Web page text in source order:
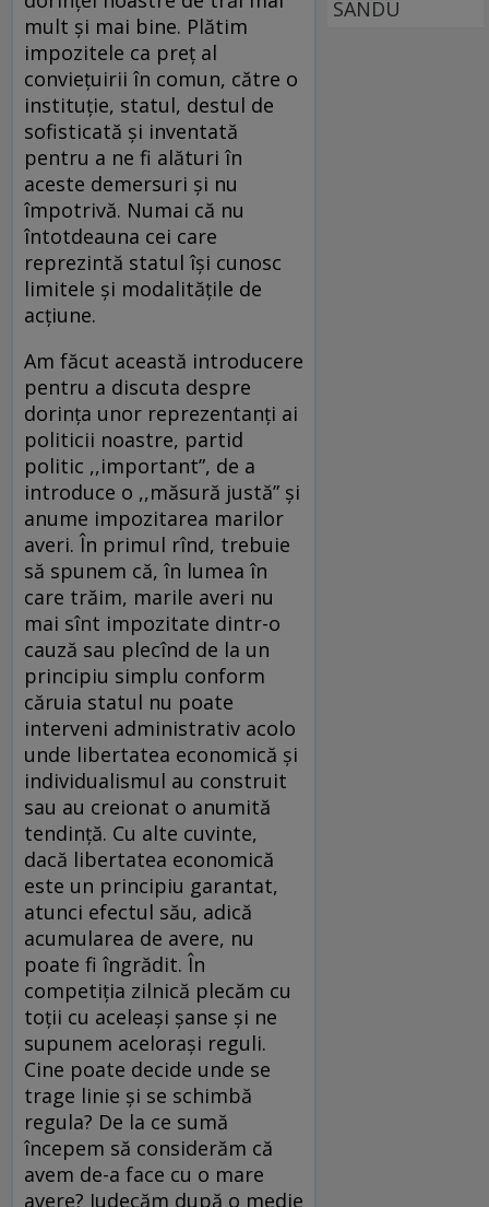
mult şi mai bine. Plătim
impozitele ca preţ al
convieţuirii în comun, către o
instituţie, statul, destul de
sofisticată şi inventată
pentru a ne fi alături în
aceste demersuri şi nu
împotrivă. Numai că nu
întotdeauna cei care
reprezintă statul îşi cunosc
limitele şi modalităţile de
acţiune.
Am făcut această introducere
pentru a discuta despre
dorinţa unor reprezentanţi ai
politicii noastre, partid
politic ,,important”, de a
introduce o ,,măsură justă” şi
anume impozitarea marilor
averi. În primul rînd, trebuie
să spunem că, în lumea în
care trăim, marile averi nu
mai sînt impozitate dintr-o
cauză sau plecînd de la un
principiu simplu conform
căruia statul nu poate
interveni administrativ acolo
unde libertatea economică şi
individualismul au construit
sau au creionat o anumită
tendinţă. Cu alte cuvinte,
dacă libertatea economică
este un principiu garantat,
atunci efectul său, adică
acumularea de avere, nu
poate fi îngrădit. În
competiţia zilnică plecăm cu
toţii cu aceleaşi şanse şi ne
supunem aceloraşi reguli.
Cine poate decide unde se
trage linie şi se schimbă
regula? De la ce sumă
începem să considerăm că
avem de-a face cu o mare
avere? Judecăm după o medie
SANDU